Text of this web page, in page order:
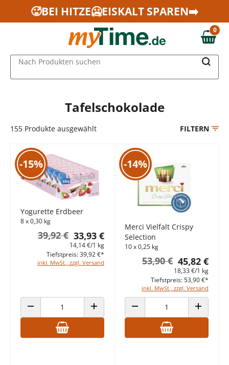
Zum Hauptinhalt springen
Zur Navigation springen
Zur Suche springen
🥵BEI HITZE🥶EISKALT SPAREN➡️
0,00 €
0
Nach Produkten suchen
Tafelschokolade
155 Produkte ausgewählt FILTERN
-15%
Yogurette Erdbeer
8 x 0,30 kg
33,93 €
39,92 €
14,14 €/1 kg
inkl. MwSt., zzgl. Versand
Tiefstpreis: 39,92 €*
ANZAHL VERRINGERN ANZAHL ERHÖHEN
-14%
Merci Vielfalt Crispy
Selection
10 x 0,25 kg
45,82 €
53,90 €
18,33 €/1 kg
inkl. MwSt., zzgl. Versand
Tiefstpreis: 53,90 €*
ANZAHL VERRINGERN ANZAHL